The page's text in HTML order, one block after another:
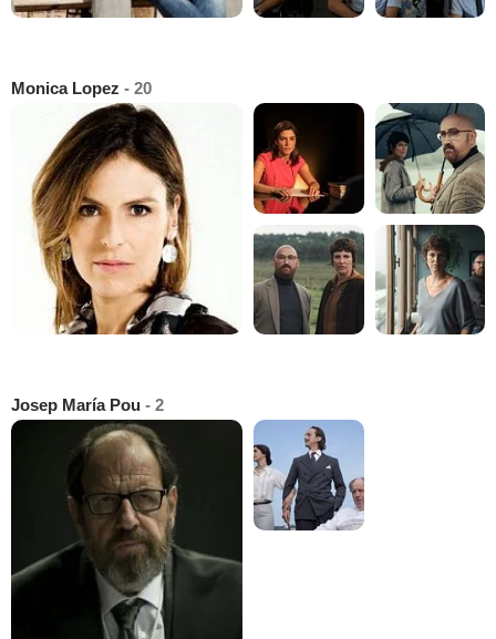
Monica Lopez - 20
Josep María Pou - 2